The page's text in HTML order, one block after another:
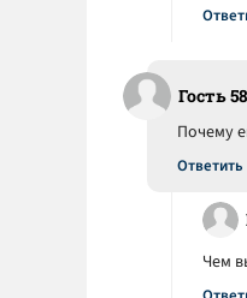
Гость
Ответить
Почему
Чем